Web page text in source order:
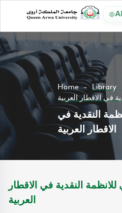
Home
Library
في الاقطار العربية
النقدية في
الاقطار العربية
للانظمة النقدية في الاقطار
العربية